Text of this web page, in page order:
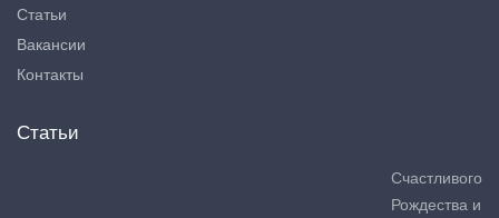
Статьи
Вакансии
Контакты
Статьи
Счастливого
Рождества и